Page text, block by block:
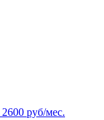
2600 руб/мес.